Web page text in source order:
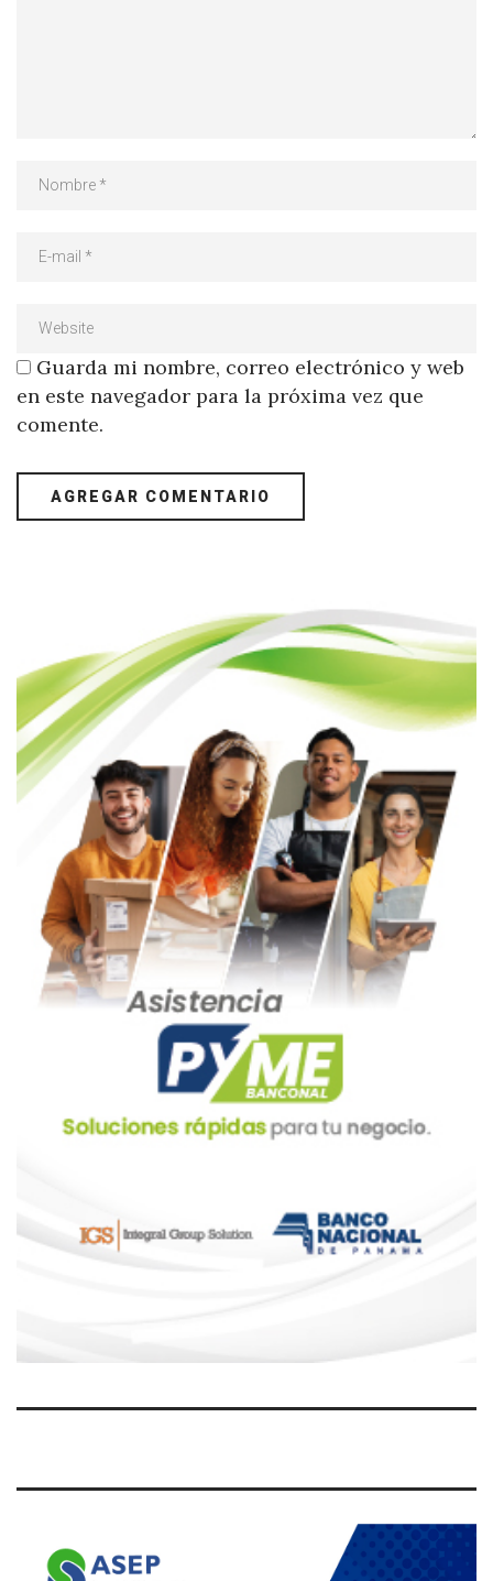
Guarda mi nombre, correo electrónico y web
en este navegador para la próxima vez que
comente.